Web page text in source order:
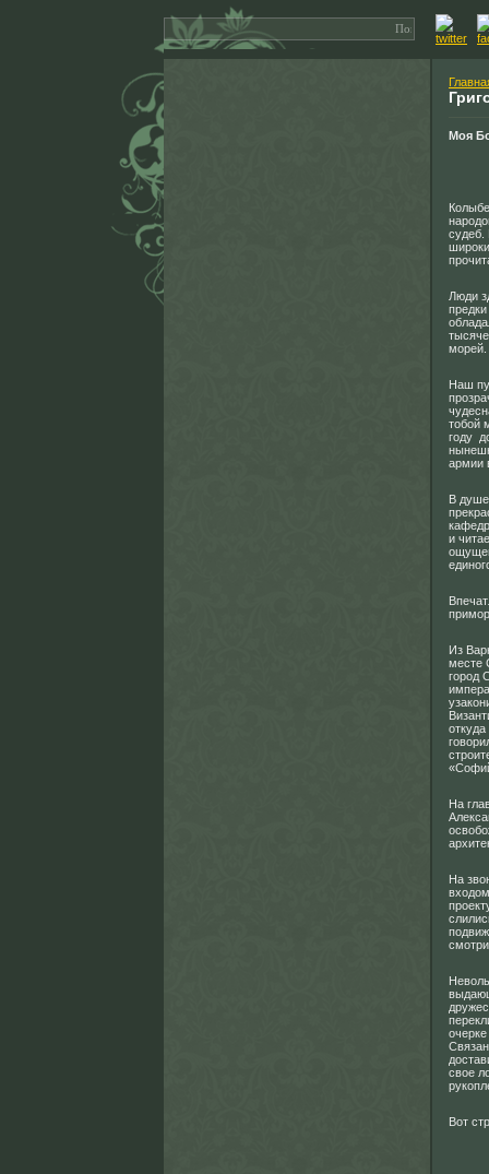
Моя
судеб.
Люди
морей.
Наш
тобой
году
армии
В душе
и
Из
месте
город
На
На
свое
Вот